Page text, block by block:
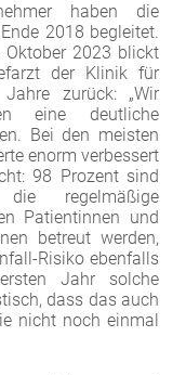
haben die
2018 begleitet.
2023 blickt
der Klinik für
zurück: „Wir
eine deutliche
Bei den meisten
enorm verbessert
98 Prozent sind
regelmäßige
Patientinnen und
betreut werden,
Risiko ebenfalls
Jahr solche
dass das auch
nicht noch einmal